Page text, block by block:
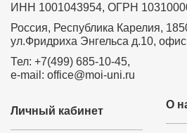
ИНН 1001043954, ОГРН
Россия, Республика Карелия,
ул.Фридриха Энгельса д.10,
Тел: +7(499) 685-10-45,
e-mail: office@moi-uni.ru
О
Личный кабинет